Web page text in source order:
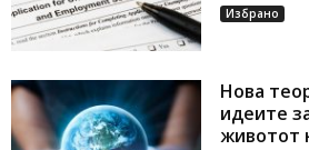
Избрано
Нова
идеите
животот